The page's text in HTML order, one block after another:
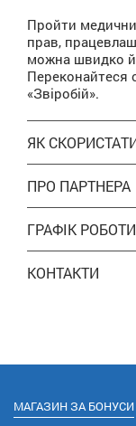
Пройти
прав,
можна швидко й
Переконайтеся
«Звіробій».
ЯК
ПРО ПАРТНЕРА
ГРАФІК РОБОТИ
КОНТАКТИ
МАГАЗИН ЗА БОНУСИ